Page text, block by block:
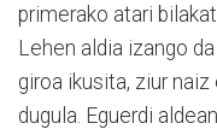
primerako atari
Lehen aldia izango
giroa ikusita, ziur
dugula. Eguerdi